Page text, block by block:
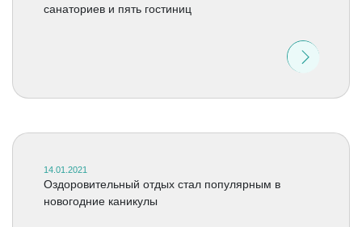
санаториев и пять гостиниц
14.01.2021
Оздоровительный отдых стал популярным в
новогодние каникулы